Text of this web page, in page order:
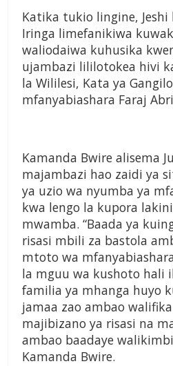
Katika tukio lingine, Jeshi
Iringa limefanikiwa
waliodaiwa kuhusika
ujambazi lililotokea hivi
la Wililesi, Kata ya
mfanyabiashara Faraj
Kamanda Bwire alisema
majambazi hao zaidi ya
ya uzio wa nyumba ya
kwa lengo la kupora
mwamba. “Baada ya
risasi mbili za bastola
mtoto wa
la mguu wa kushoto hali
familia ya mhanga huyo
jamaa zao ambao
majibizano ya risasi na
ambao baadaye
Kamanda Bwire.